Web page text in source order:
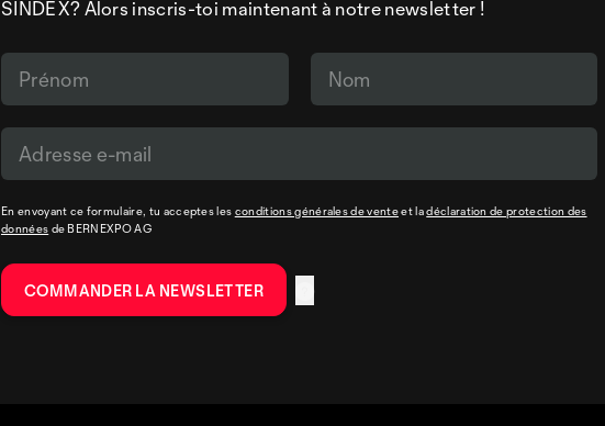
SINDEX? Alors inscris-toi maintenant à notre newsletter !
En envoyant ce formulaire, tu acceptes les conditions générales de venteet ladéclaration de protection des
données de BERNEXPO AG